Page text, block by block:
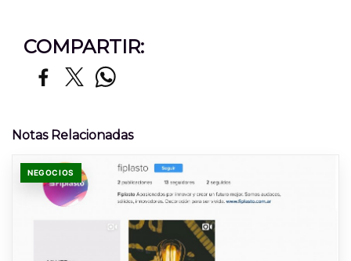
COMPARTIR:
Notas Relacionadas
NEGOCIOS